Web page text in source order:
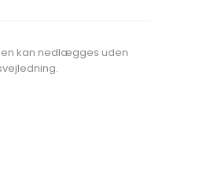
kan nedlægges uden